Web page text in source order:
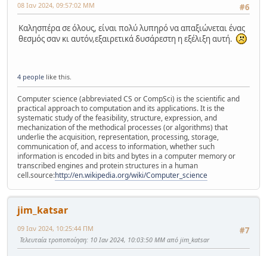
#6
08 Ιαν 2024, 09:57:02 ΜΜ
Καλησπέρα σε όλους, είναι πολύ λυπηρό να απαξιώνεται ένας
θεσμός σαν κι αυτόν,εξαιρετικά δυσάρεστη η εξέλιξη αυτή.
4 people like this.
Computer science (abbreviated CS or CompSci) is the scientific and
practical approach to computation and its applications. It is the
systematic study of the feasibility, structure, expression, and
mechanization of the methodical processes (or algorithms) that
underlie the acquisition, representation, processing, storage,
communication of, and access to information, whether such
information is encoded in bits and bytes in a computer memory or
transcribed engines and protein structures in a human
cell.source:http://en.wikipedia.org/wiki/Computer_science
jim_katsar
#7
09 Ιαν 2024, 10:25:44 ΠΜ
Τελευταία τροποποίηση: 10 Ιαν 2024, 10:03:50 ΜΜ από jim_katsar